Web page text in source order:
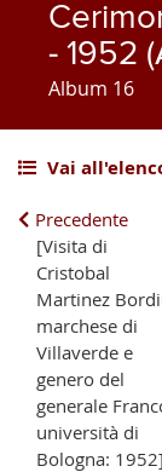
- 1952
Album 16
Vai
Precedente
[Visita di
Cristobal
Martinez
marchese di
Villaverde e
genero del
generale
università di
Bologna: 1952]